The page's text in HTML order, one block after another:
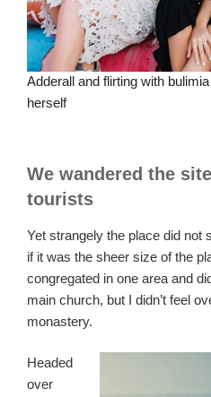
Adderall and flirting with
herself
We wandered the
tourists
Yet strangely the place did not
if it was the sheer size of the
congregated in one area and
main church, but I didn’t feel
monastery.
Headed
over